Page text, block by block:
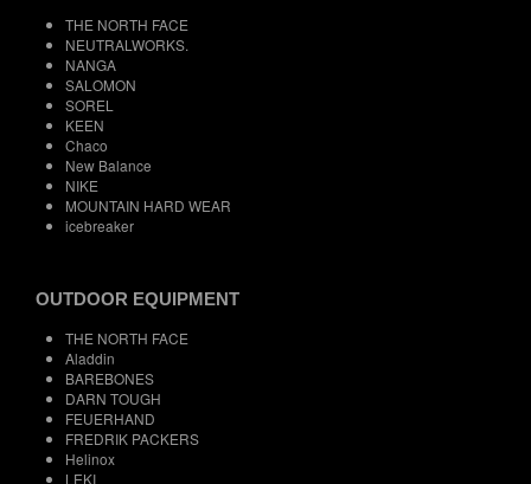
THE NORTH FACE
NEUTRALWORKS.
NANGA
SALOMON
SOREL
KEEN
Chaco
New Balance
NIKE
MOUNTAIN HARD WEAR
icebreaker
OUTDOOR EQUIPMENT
THE NORTH FACE
Aladdin
BAREBONES
DARN TOUGH
FEUERHAND
FREDRIK PACKERS
Helinox
LEKI